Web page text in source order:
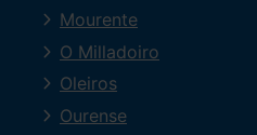
Mourente
O Milladoiro
Oleiros
Ourense